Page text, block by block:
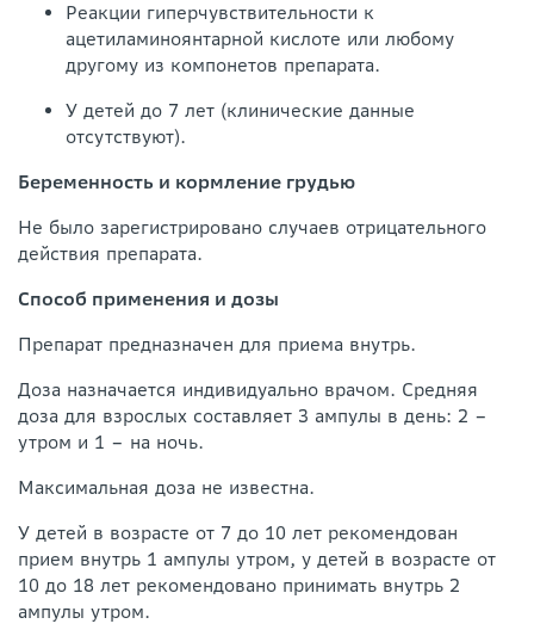
Реакции гиперчувствительности к
ацетиламиноянтарной кислоте или любому
другому из компонетов препарата.
У детей до 7 лет (клинические данные
отсутствуют).
Беременность и кормление грудью
Не было зарегистрировано случаев отрицательного
действия препарата.
Способ применения и дозы
Препарат предназначен для приема внутрь.
Доза назначается индивидуально врачом. Средняя
доза для взрослых составляет 3 ампулы в день: 2 –
утром и 1 – на ночь.
Максимальная доза не известна.
У детей в возрасте от 7 до 10 лет рекомендован
прием внутрь 1 ампулы утром, у детей в возрасте от
10 до 18 лет рекомендовано принимать внутрь 2
ампулы утром.